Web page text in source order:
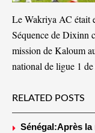
Le Wakriya AC était
Séquence de Dixinn
mission de Kaloum
national de ligue 1
RELATED POSTS
Sénégal:Après